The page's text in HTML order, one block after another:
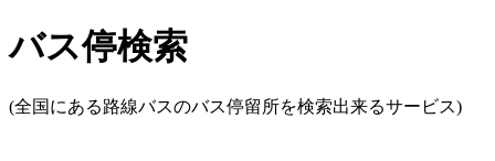
バス停検索
(全国にある路線バスのバス停留所を検索出来るサービス)